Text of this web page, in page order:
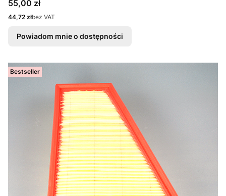
Cena
55,00 zł
Cena
44,72 złbez VAT
Powiadom mnie o dostępności
Bestseller